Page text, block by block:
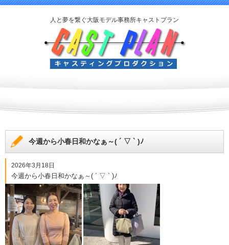
人と夢を繋ぐ大阪モデル事務所キャストプラン
今週から小春日和かなぁ～( ´ ▽ ` )ﾉ
2026年3月18日
今週から小春日和かなぁ～( ´ ▽ ` )ﾉ